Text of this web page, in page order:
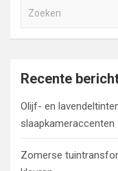
e
e
Recente
Olijf- en
slaapkameraccenten
Zomerse